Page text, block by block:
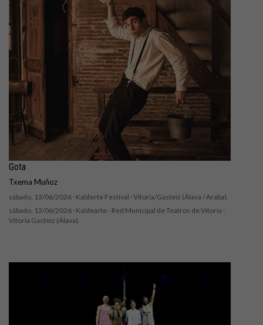
Gota
Txema Muñoz
sábado, 13/06/2026 · Kalderte Festival · Vitoria/Gasteiz (Álava / Araba).
sábado, 13/06/2026 · Kaldearte - Red Municipal de Teatros de Vitoria ·
Vitoria Gasteiz (Álava).